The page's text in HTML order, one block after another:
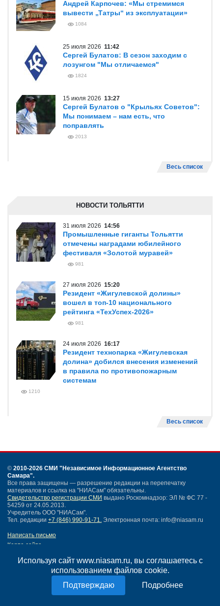
Используя сайт www.niasam.ru, вы соглашаетесь с
использованием файлов cookie.
Подробнее
Андрей Карпочев: «Мы стремимся
вывести „Татры“ из эксплуатации»
1084
25 июля 2026 11:42
Сергей Булатов: В сезон заходим с
лозунгом "Мы отличаемся"
1824
15 июля 2026 13:27
Сергей Булатов о "Крыльях Советов":
Мы понимаем – нам есть, что
поправлять
2013
Весь список
НОВОСТИ ТОЛЬЯТТИ
31 июля 2026 14:56
Промышленные гиганты Тольятти
отмечены наградами юбилейного
фестиваля «Золотой муравей»
981
27 июля 2026 15:20
Резидент «Жигулевской долины»
вошел в топ-10 национального
рейтинга «ТехУспех-2026»
981
24 июля 2026 16:17
Резидент технопарка «Жигулевская
долина» добился внесения изменений
в правила по противопожарным
системам
1210
Весь список
© 2010-2026 СМИ "Независимое Информационное Агентство
Самара".
Все права защищены — разрешение редакции на перепечатку
материалов и ссылка на "НИАСам" обязательны.
Свидетельство регистрации СМИ выдано Роскомнадзор: ЭЛ № ФС 77 -
54259 от 24.05.2013.
Учредитель ООО "НИАСам".
Тел. редакции +7 (846) 990-91-71. Электронная почта: info@niasam.ru
Написать письмо
Карта сайта
Политика конфиденциальности
Согласие на обработку персональных данных